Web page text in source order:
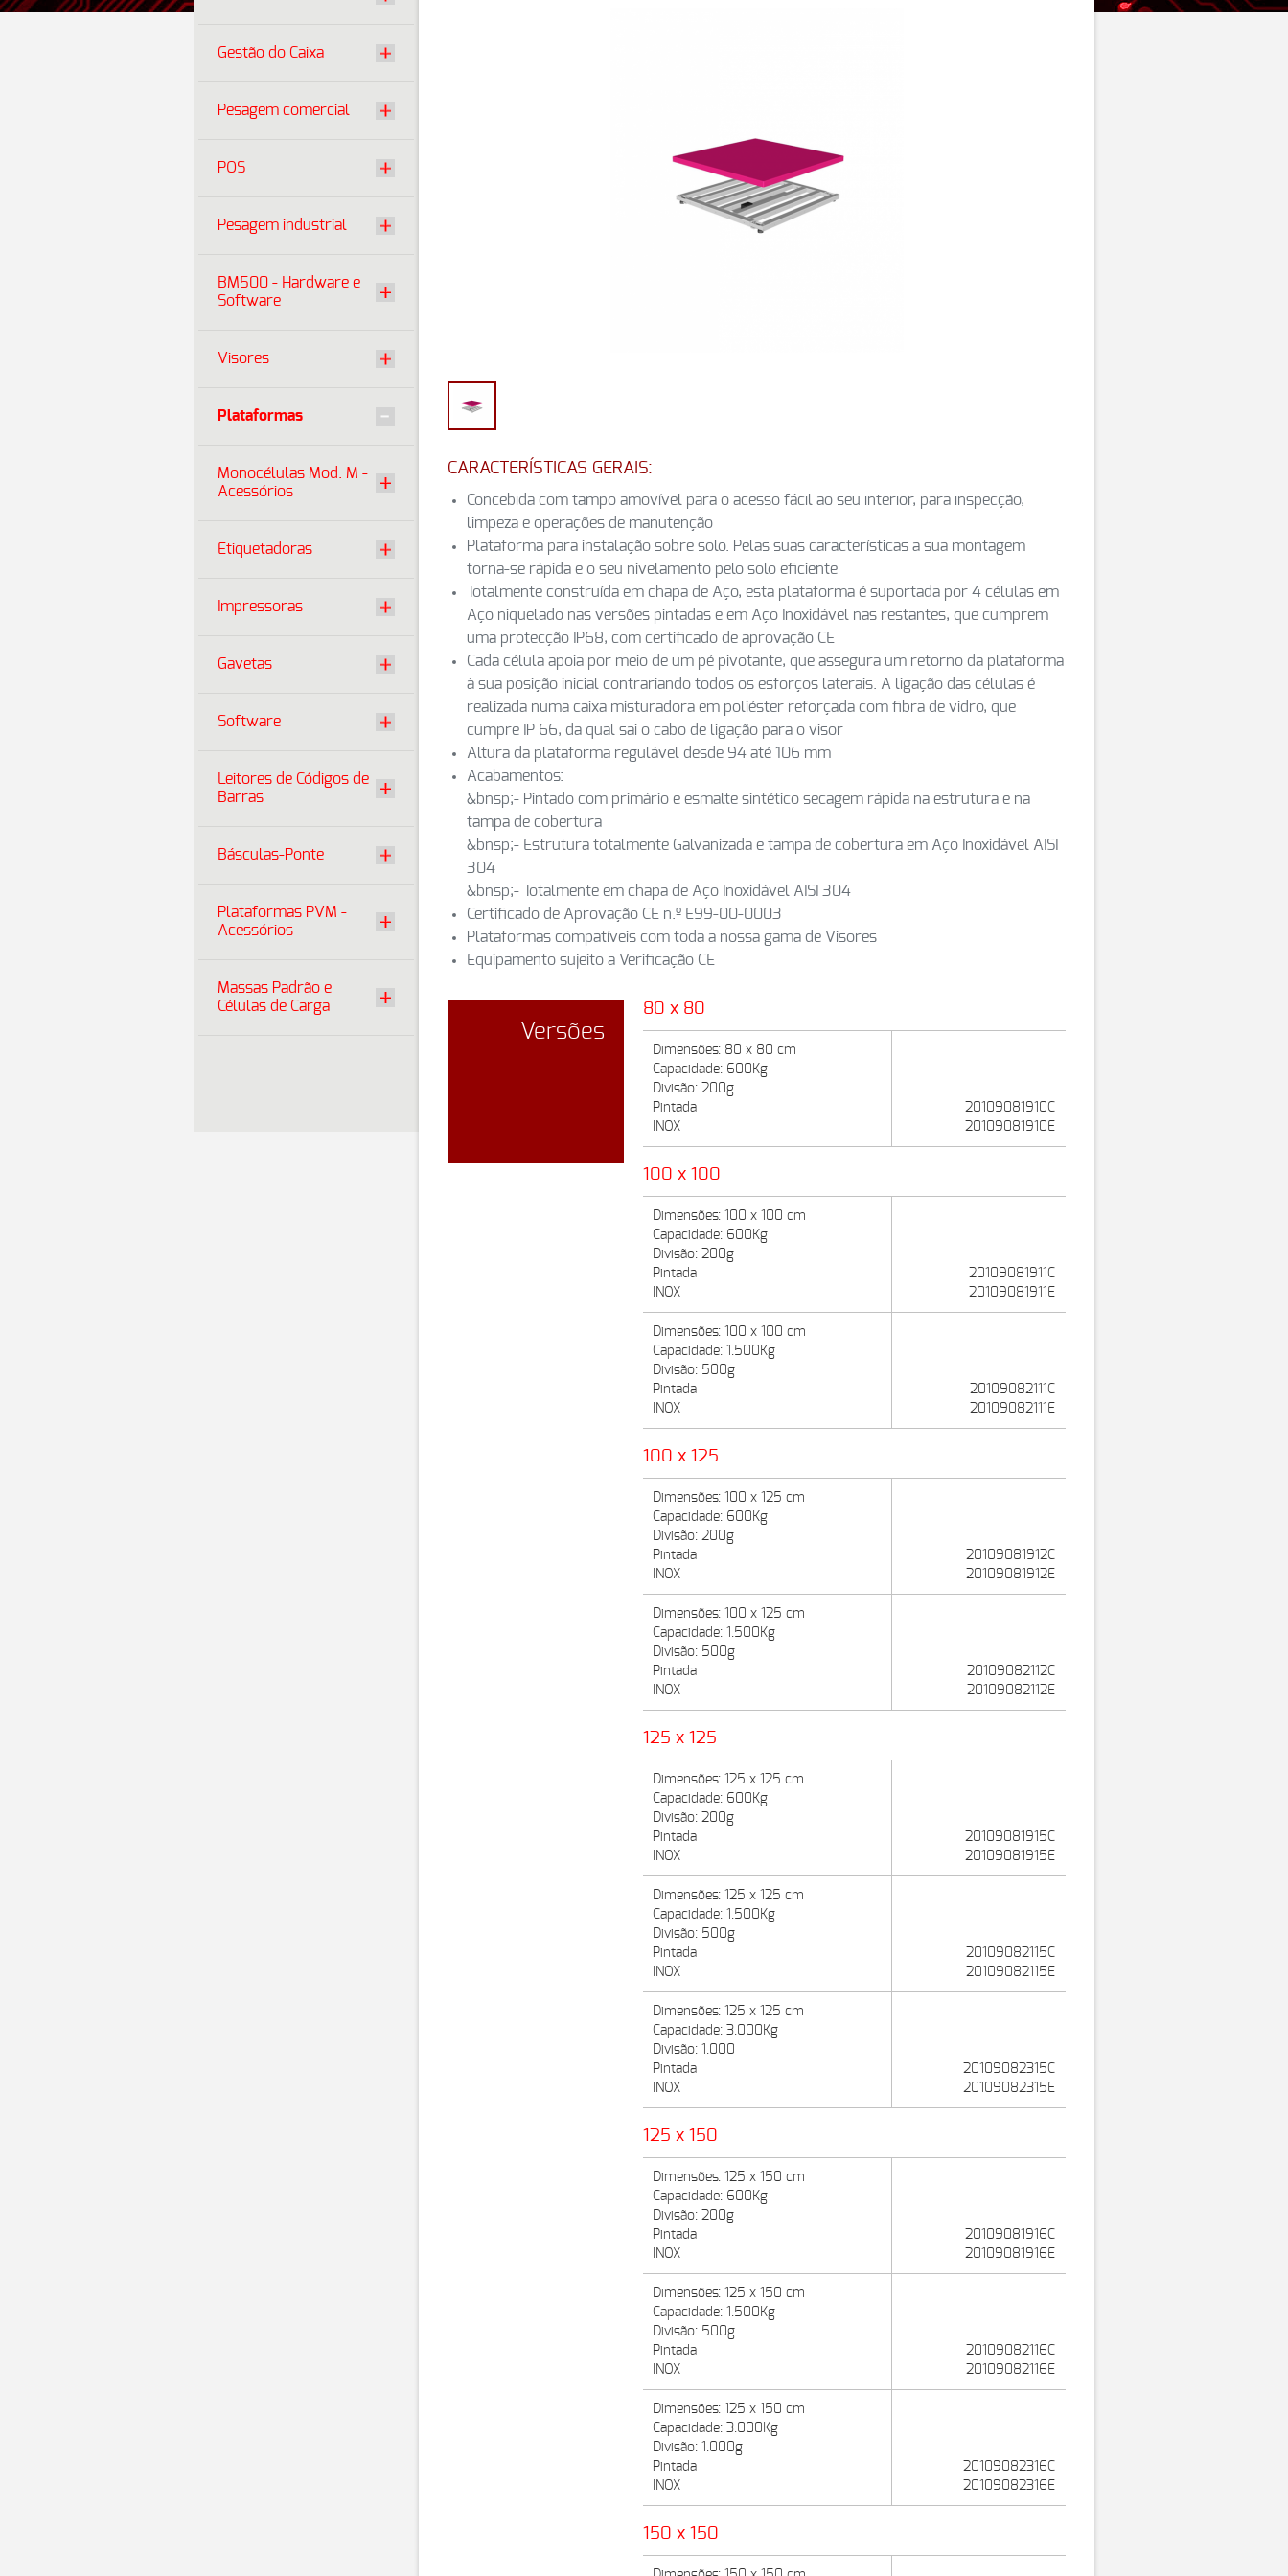
Gestão do Caixa
Pesagem comercial
POS
Pesagem industrial
BM500 - Hardware e
Software
Visores
Plataformas
Monocélulas Mod. M -
Acessórios
Etiquetadoras
Impressoras
Gavetas
Software
Leitores de Códigos de
Barras
Básculas-Ponte
Plataformas PVM -
Acessórios
Massas Padrão e
Células de Carga
CARACTERÍSTICAS GERAIS:
Concebida com tampo amovível para o acesso fácil ao seu interior, para inspecção,
limpeza e operações de manutenção
Plataforma para instalação sobre solo. Pelas suas características a sua montagem
torna-se rápida e o seu nivelamento pelo solo eficiente
Totalmente construída em chapa de Aço, esta plataforma é suportada por 4 células em
Aço niquelado nas versões pintadas e em Aço Inoxidável nas restantes, que cumprem
uma protecção IP68, com certificado de aprovação CE
Cada célula apoia por meio de um pé pivotante, que assegura um retorno da plataforma
à sua posição inicial contrariando todos os esforços laterais. A ligação das células é
realizada numa caixa misturadora em poliéster reforçada com fibra de vidro, que
cumpre IP 66, da qual sai o cabo de ligação para o visor
Altura da plataforma regulável desde 94 até 106 mm
Acabamentos:
&bnsp;- Pintado com primário e esmalte sintético secagem rápida na estrutura e na
tampa de cobertura
&bnsp;- Estrutura totalmente Galvanizada e tampa de cobertura em Aço Inoxidável AISI
304
&bnsp;- Totalmente em chapa de Aço Inoxidável AISI 304
Certificado de Aprovação CE n.º E99-00-0003
Plataformas compatíveis com toda a nossa gama de Visores
Equipamento sujeito a Verificação CE
Versões
80 x 80
Dimensões: 80 x 80 cm
Capacidade: 600Kg
Divisão: 200g
Pintada
INOX
20109081910C
20109081910E
100 x 100
Dimensões: 100 x 100 cm
Capacidade: 600Kg
Divisão: 200g
Pintada
INOX
20109081911C
20109081911E
Dimensões: 100 x 100 cm
Capacidade: 1.500Kg
Divisão: 500g
Pintada
INOX
20109082111C
20109082111E
100 x 125
Dimensões: 100 x 125 cm
Capacidade: 600Kg
Divisão: 200g
Pintada
INOX
20109081912C
20109081912E
Dimensões: 100 x 125 cm
Capacidade: 1.500Kg
Divisão: 500g
Pintada
INOX
20109082112C
20109082112E
125 x 125
Dimensões: 125 x 125 cm
Capacidade: 600Kg
Divisão: 200g
Pintada
INOX
20109081915C
20109081915E
Dimensões: 125 x 125 cm
Capacidade: 1.500Kg
Divisão: 500g
Pintada
INOX
20109082115C
20109082115E
Dimensões: 125 x 125 cm
Capacidade: 3.000Kg
Divisão: 1.000
Pintada
INOX
20109082315C
20109082315E
125 x 150
Dimensões: 125 x 150 cm
Capacidade: 600Kg
Divisão: 200g
Pintada
INOX
20109081916C
20109081916E
Dimensões: 125 x 150 cm
Capacidade: 1.500Kg
Divisão: 500g
Pintada
INOX
20109082116C
20109082116E
Dimensões: 125 x 150 cm
Capacidade: 3.000Kg
Divisão: 1.000g
Pintada
INOX
20109082316C
20109082316E
150 x 150